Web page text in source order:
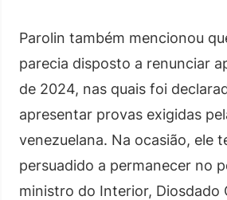
Parolin também mencionou
parecia disposto a renunciar
de 2024, nas quais foi
apresentar provas exigidas
venezuelana. Na ocasião, ele
persuadido a permanecer no
ministro do Interior, Diosdado